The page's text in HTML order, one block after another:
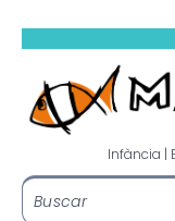
Infància |